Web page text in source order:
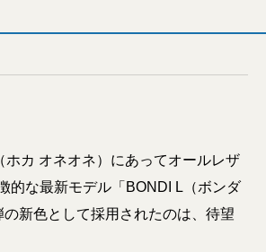
ホカ オネオネ）にあってオールレザ
的な最新モデル「BONDI L（ボンダ
新色として採用されたのは、待望